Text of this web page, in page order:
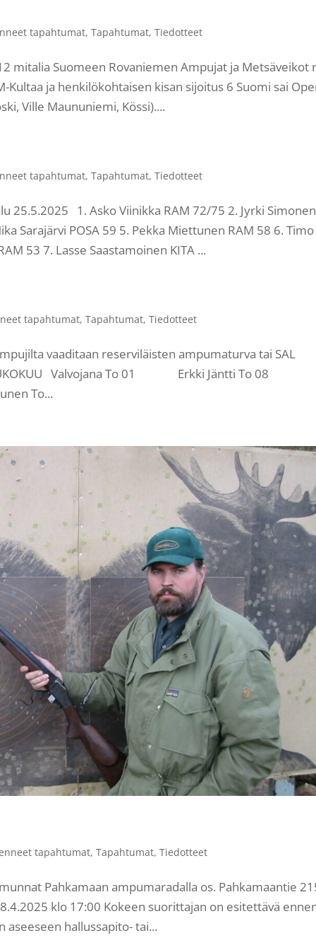
tapahtumat,Tapahtumat,Tiedotteet
mitalia Suomeen Rovaniemen Ampujat ja Metsäveikot
ja henkilökohtaisen kisan sijoitus 6 Suomi sai
Ville Maununiemi, Kössi)....
tapahtumat,Tapahtumat,Tiedotteet
25.5.2025 1. Asko Viinikka RAM 72/75 2. Jyrki Simonen
Sarajärvi POSA 59 5. Pekka Miettunen RAM 58 6. Timo
53 7. Lasse Saastamoinen KITA ...
tapahtumat,Tapahtumat,Tiedotteet
vaaditaan reserviläisten ampumaturva tai SAL
Valvojana To 01 Erkki Jäntti To 08
To...
tapahtumat,Tapahtumat,Tiedotteet
Pahkamaan ampumaradalla os. Pahkamaantie
klo 17:00 Kokeen suorittajan on esitettävä
hallussapito- tai...